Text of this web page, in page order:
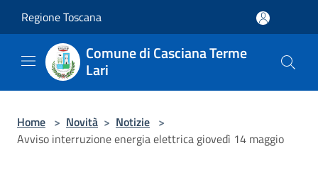
Regione Toscana
Comune di Casciana Terme
Lari
Home > Novità > Notizie >
Avviso interruzione energia elettrica giovedì 14 maggio